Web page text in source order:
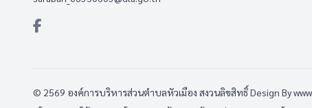
© 2569 องค์การบริหารส่วนตำบลหัวเมือง สงวนลิขสิทธิ์Design By